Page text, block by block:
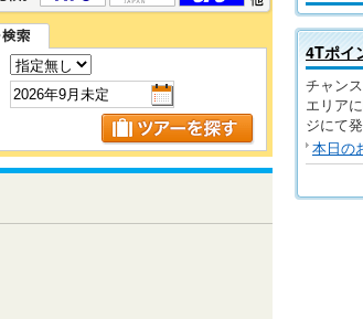
4Tポイ
チャン
エリア
ジにて
本日の